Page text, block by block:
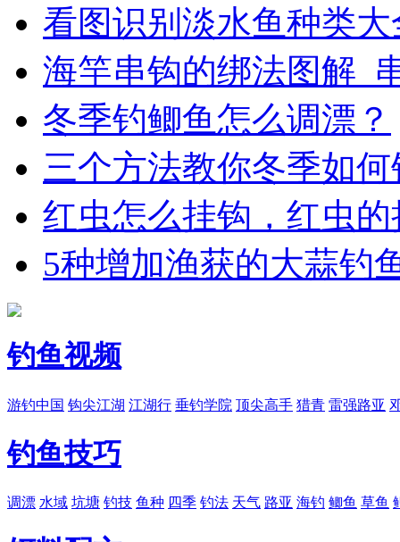
看图识别淡水鱼种类大
海竿串钩的绑法图解_
冬季钓鲫鱼怎么调漂？
三个方法教你冬季如
红虫怎么挂钩，红虫
5种增加渔获的大蒜钓
钓鱼视频
游钓中国 钩尖江湖 江湖行 垂钓学院 顶尖高手 猎青 雷强路亚
钓鱼技巧
调漂 水域 坑塘 钓技 鱼种 四季 钓法 天气 路亚 海钓 鲫鱼 草鱼